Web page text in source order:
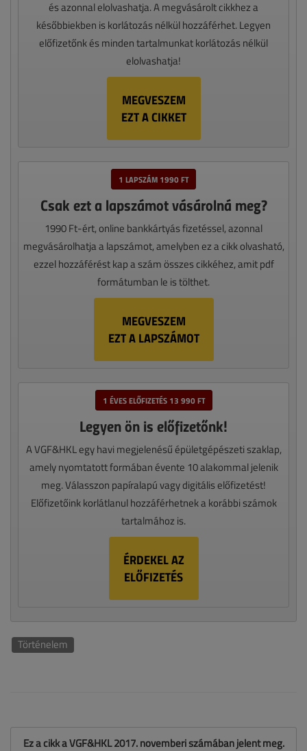
és azonnal elolvashatja. A megvásárolt cikkhez a
későbbiekben is korlátozás nélkül hozzáférhet. Legyen
előfizetőnk és minden tartalmunkat korlátozás nélkül
elolvashatja!
MEGVESZEM
EZT A CIKKET
1 LAPSZÁM 1990 FT
Csak ezt a lapszámot vásárolná meg?
1990 Ft-ért, online bankkártyás fizetéssel, azonnal
megvásárolhatja a lapszámot, amelyben ez a cikk olvasható,
ezzel hozzáférést kap a szám összes cikkéhez, amit pdf
formátumban le is tölthet.
MEGVESZEM
EZT A LAPSZÁMOT
1 ÉVES ELŐFIZETÉS 13 990 FT
Legyen ön is előfizetőnk!
A VGF&HKL egy havi megjelenésű épületgépészeti szaklap,
amely nyomtatott formában évente 10 alakommal jelenik
meg. Válasszon papíralapú vagy digitális előfizetést!
Előfizetőink korlátlanul hozzáférhetnek a korábbi számok
tartalmához is.
ÉRDEKEL AZ
ELŐFIZETÉS
Történelem
Ez a cikk a VGF&HKL 2017. novemberi számában jelent meg.